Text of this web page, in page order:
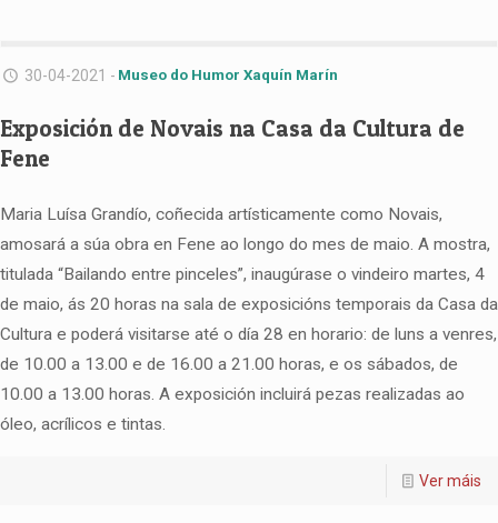
30-04-2021 - Museo do Humor Xaquín Marín
Exposición de Novais na Casa da Cultura de
Fene
Maria Luísa Grandío, coñecida artísticamente como Novais,
amosará a súa obra en Fene ao longo do mes de maio. A mostra,
titulada “Bailando entre pinceles”, inaugúrase o vindeiro martes, 4
de maio, ás 20 horas na sala de exposicións temporais da Casa da
Cultura e poderá visitarse até o día 28 en horario: de luns a venres,
de 10.00 a 13.00 e de 16.00 a 21.00 horas, e os sábados, de
10.00 a 13.00 horas. A exposición incluirá pezas realizadas ao
óleo, acrílicos e tintas.
Ver máis